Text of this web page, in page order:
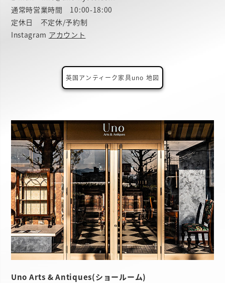
通常時営業時間 10:00-18:00
定休日 不定休/予約制
Instagram アカウント
英国アンティーク家具uno 地図
Uno Arts & Antiques(ショールーム)